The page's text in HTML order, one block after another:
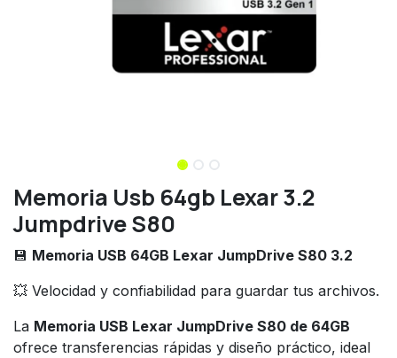
Memoria Usb 64gb Lexar 3.2
Jumpdrive S80
💾 Memoria USB 64GB Lexar JumpDrive S80 3.2
💥 Velocidad y confiabilidad para guardar tus archivos.
La Memoria USB Lexar JumpDrive S80 de 64GB
ofrece transferencias rápidas y diseño práctico, ideal